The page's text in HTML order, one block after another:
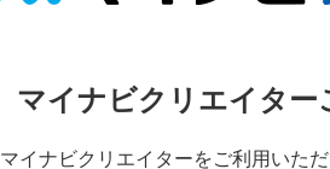
マイナビクリエイター
イナビクリエイターをご利用いた